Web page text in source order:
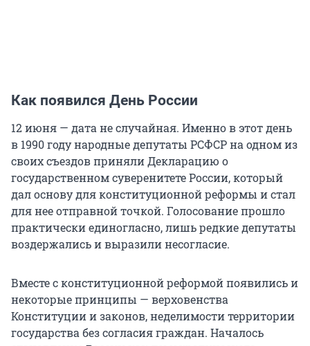
Как появился День России
12 июня — дата не случайная. Именно в этот день
в 1990 году народные депутаты РСФСР на одном из
своих съездов приняли Декларацию о
государственном суверенитете России, который
дал основу для конституционной реформы и стал
для нее отправной точкой. Голосование прошло
практически единогласно, лишь редкие депутаты
воздержались и выразили несогласие.
Вместе с конституционной реформой появились и
некоторые принципы — верховенства
Конституции и законов, неделимости территории
государства без согласия граждан. Началось